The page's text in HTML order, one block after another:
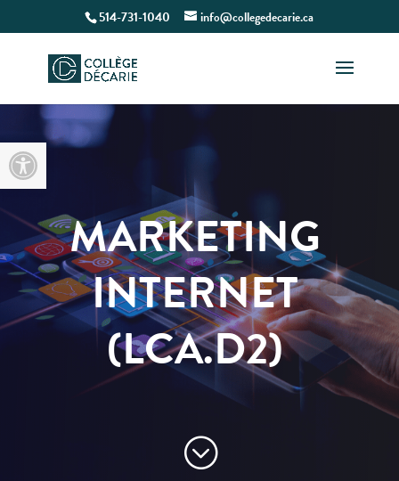
Open toolbar
514-731-1040 info@collegedecarie.ca
MARKETING
INTERNET
(LCA.D2)
;